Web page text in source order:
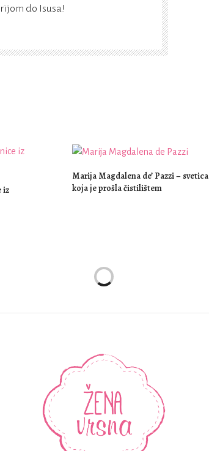
do Isusa!
iz
Marija Magdalena de’ Pazzi – svetica
koja je prošla čistilištem